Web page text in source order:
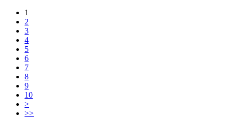
1
2
3
4
5
6
7
8
9
10
>
>>